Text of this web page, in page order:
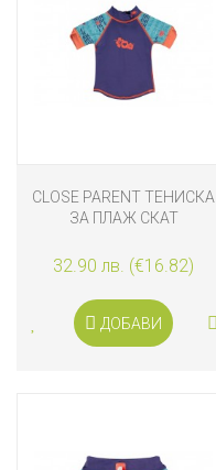
CLOSE PARENT ТЕНИСКА
ЗА ПЛАЖ СКАТ
32.90 лв. (€16.82)
ДОБАВИ